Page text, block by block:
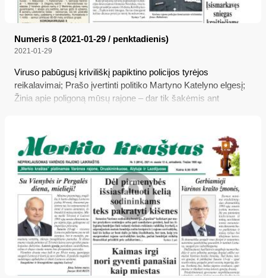
Numeris 8 (2021-01-29 / penktadienis)
2021-01-29
Viruso pabūgusį kriviliškį papiktino policijos tyrėjos
reikalavimai; Prašo įvertinti politiko Martyno Katelyno elgesį;
Žinia apie poligoną mūsų rajone – dar tik šakėmis ant